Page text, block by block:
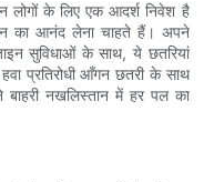
लोगों के लिए एक आदर्श निवेश है
का आनंद लेना चाहते हैं। अपने
सुविधाओं के साथ, ये छतरियां
प्रतिरोधी आँगन छतरी के साथ
नखलिस्तान में हर पल का